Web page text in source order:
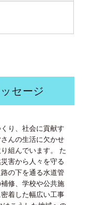
セージ
り、社会に貢献す
んの生活に欠かせ
組んでいます。 た
害から人々を守る
の下を通る水道管
修、学校や公共施
着した幅広い工事